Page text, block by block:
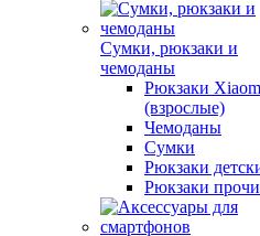
Сумки, рюкзаки и
чемоданы
Рюкзаки
(взрослые)
Чемоданы
Сумки
Рюкзаки
Рюкзаки